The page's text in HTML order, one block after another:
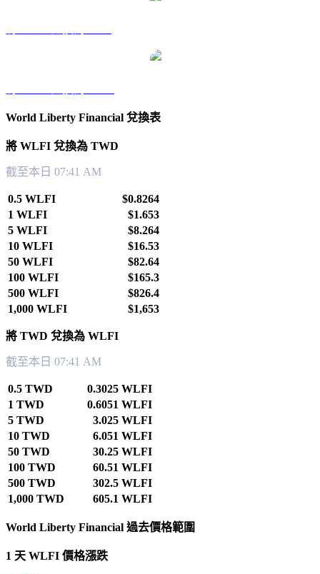
World Liberty Financial 兌換表
將 WLFI 兌換為 TWD
截至本日 07:41 AM
0.5 WLFI
$0.8264
1 WLFI
$1.653
5 WLFI
$8.264
10 WLFI
$16.53
50 WLFI
$82.64
100 WLFI
$165.3
500 WLFI
$826.4
1,000 WLFI
$1,653
將 TWD 兌換為 WLFI
截至本日 07:41 AM
0.5 TWD
0.3025 WLFI
1 TWD
0.6051 WLFI
5 TWD
3.025 WLFI
10 TWD
6.051 WLFI
50 TWD
30.25 WLFI
100 TWD
60.51 WLFI
500 TWD
302.5 WLFI
1,000 TWD
605.1 WLFI
World Liberty Financial 過去價格範圍
1 天 WLFI 價格漲跌